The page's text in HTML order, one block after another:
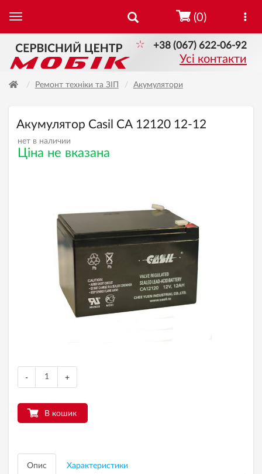
+38 (067) 622-06-92
Усі контакти
(0)
Ремонт техніки та ЗІП Акумулятори
Акумулятор Casil СА 12120 12-12
нет в наличии
Ціна не вказана
- +
В кошик
Опис Характеристики